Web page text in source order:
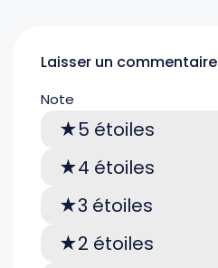
Laisser un commentaire
Note
5 étoiles
4 étoiles
3 étoiles
2 étoiles